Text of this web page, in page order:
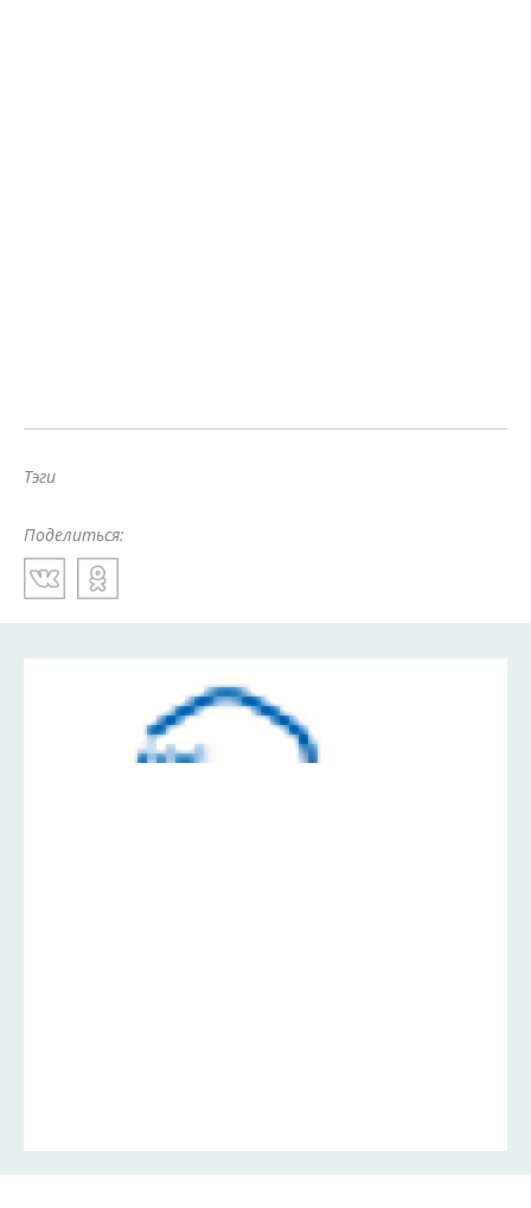
Тэги
Поделиться: